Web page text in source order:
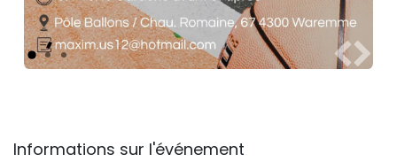
Informations sur l'événement